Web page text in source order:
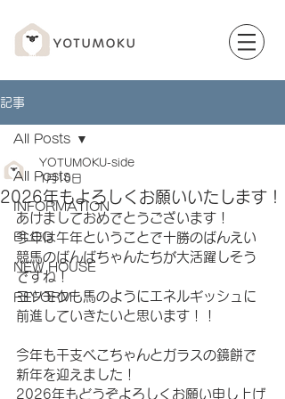
記事
All Posts
INFORMATION
BLOG
NEW HOUSE
REFORM
All Posts
2026年もよろしくお願いいたします！
YOTUMOKU-side
1月10日
あけましておめでとうございます！
今年は午年ということで十勝のばんえい
競馬のばんばちゃんたちが大活躍しそう
ですね！
ヨツモクも馬のようにエネルギッシュに
前進していきたいと思います！！
今年も干支べこちゃんとガラスの鏡餅で
新年を迎えました！
2026年もどうぞよろしくお願い申し上げ